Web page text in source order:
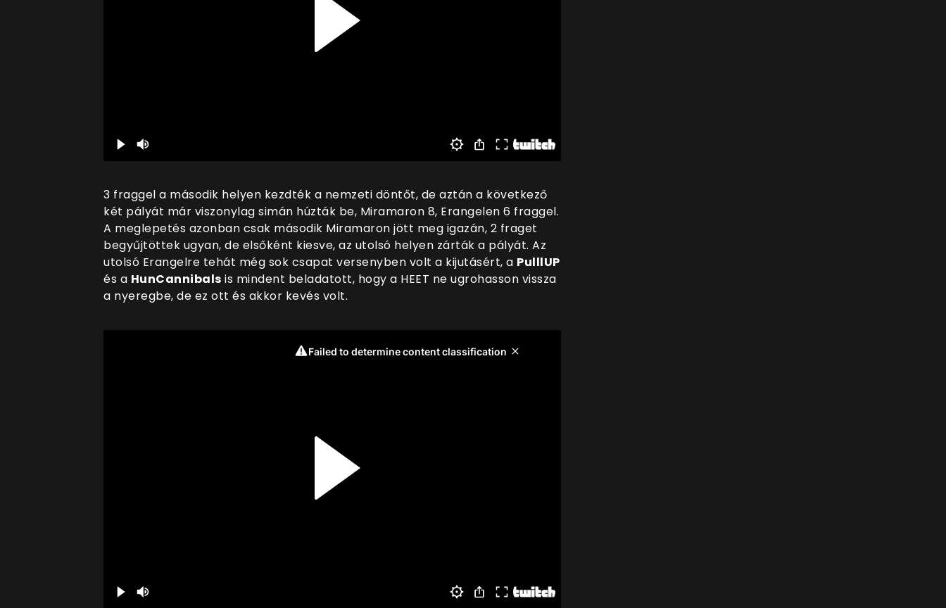
3 fraggel a második helyen kezdték a nemzeti döntőt, de aztán a következő
két pályát már viszonylag simán húzták be, Miramaron 8, Erangelen 6 fraggel.
A meglepetés azonban csak második Miramaron jött meg igazán, 2 fraget
begyűjtöttek ugyan, de elsőként kiesve, az utolsó helyen zárták a pályát. Az
utolsó Erangelre tehát még sok csapat versenyben volt a kijutásért, a PulllUP
és a HunCannibals is mindent beladatott, hogy a HEET ne ugrohasson vissza
a nyeregbe, de ez ott és akkor kevés volt.